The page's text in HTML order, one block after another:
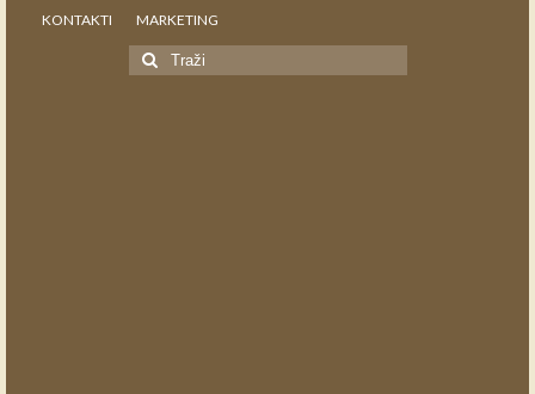
KONTAKTI MARKETING
Search
for: